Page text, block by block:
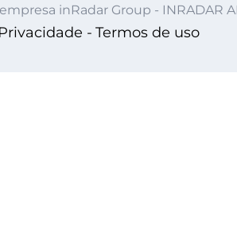
inRadar Group - INRADAR
- Termos de uso